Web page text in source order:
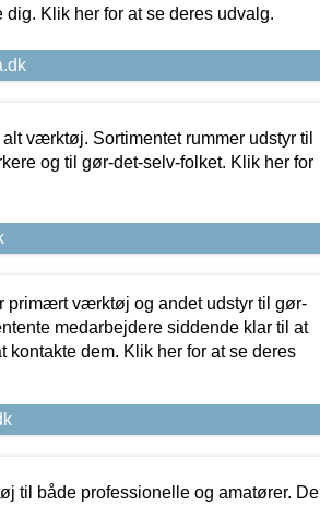
Klik her for at se deres udvalg.
værktøj. Sortimentet rummer udstyr til
og til gør-det-selv-folket. Klik her for
primært værktøj og andet udstyr til gør-
medarbejdere siddende klar til at
dem. Klik her for at se deres
til både professionelle og amatører. De